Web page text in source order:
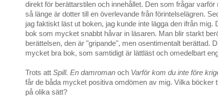
direkt för berättarstilen och innehållet. Den som frågar varför
så länge är dotter till en överlevande från förintelselägren.
jag faktiskt läst ut boken, jag kunde inte lägga den ifrån mig.
bok som mycket snabbt håvar in läsaren. Man blir starkt
berättelsen, den är "gripande", men osentimentalt berättad.
mycket bra bok, som samtidigt är lättläst och omedelbart
Trots att Spill. En damroman och Varför kom du inte före
får de båda mycket positiva omdömen av mig. Vilka böcker
på olika sätt?